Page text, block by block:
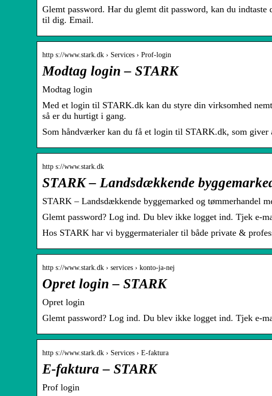
Glemt password. Har du glemt dit password, kan du indtaste
til dig. Email.
http s://www.stark.dk › Services › Prof-login
Modtag login – STARK
Modtag login
Med et login til STARK.dk kan du styre din virksomhed
så er du hurtigt i gang.
Som håndværker kan du få et login til STARK.dk, som
http s://www.stark.dk
STARK – Landsdækkende
STARK – Landsdækkende byggemarked og tømmerhandel
Glemt password? Log ind. Du blev ikke logget ind. Tjek e-
Hos STARK har vi byggermaterialer til både private &
http s://www.stark.dk › services › konto-ja-nej
Opret login – STARK
Opret login
Glemt password? Log ind. Du blev ikke logget ind. Tjek e-
http s://www.stark.dk › Services › E-faktura
E-faktura – STARK
Prof login